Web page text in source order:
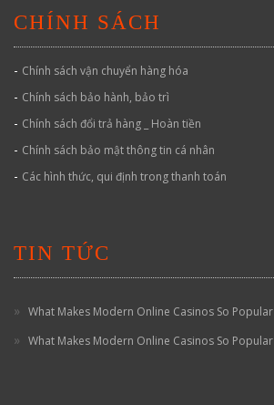
CHÍNH SÁCH
- Chính sách vận chuyển hàng hóa
- Chính sách bảo hành, bảo trì
- Chính sách đổi trả hàng _ Hoàn tiền
- Chính sách bảo mật thông tin cá nhân
- Các hình thức, qui định trong thanh toán
TIN TỨC
What Makes Modern Online Casinos So Popular
What Makes Modern Online Casinos So Popular